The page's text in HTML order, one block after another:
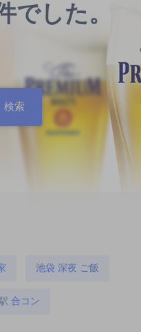
でした。
池袋 深夜 ご飯
合コン